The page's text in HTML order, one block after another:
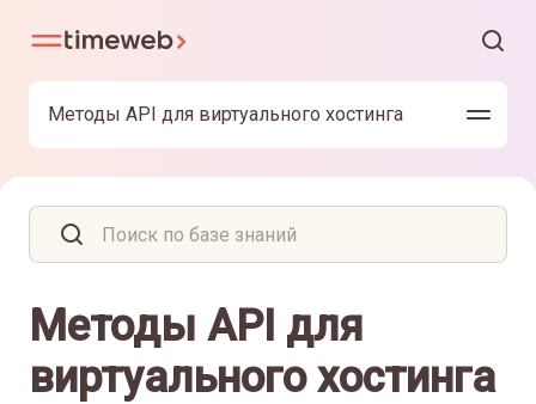
Методы API для виртуального хостинга
Методы API для
виртуального хостинга